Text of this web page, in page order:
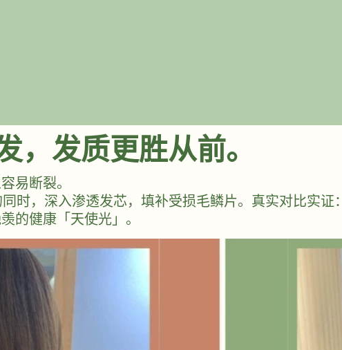
，发质更胜从前。
易断裂。
时，深入渗透发芯，填补受损毛鳞片。真实对比实证
的健康「天使光」。